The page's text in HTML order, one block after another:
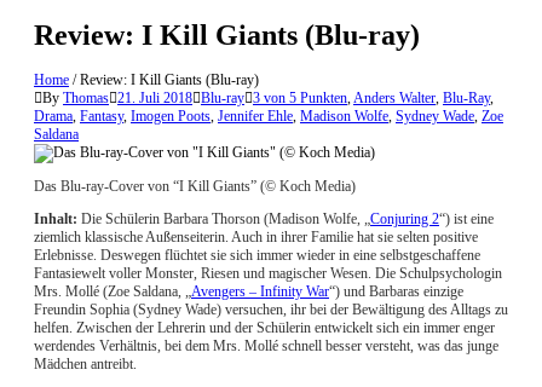
Review: I Kill Giants (Blu-ray)
Home /Review: I Kill Giants (Blu-ray)
By Thomas 21. Juli 2018 Blu-ray 3 von 5 Punkten,Anders Walter, Blu-Ray,
Drama, Fantasy, Imogen Poots, Jennifer Ehle, Madison Wolfe, Sydney Wade, Zoe
Saldana
Das Blu-ray-Cover von “I Kill Giants” (© Koch Media)
Inhalt: Die Schülerin Barbara Thorson (Madison Wolfe, „Conjuring 2“) ist eine
ziemlich klassische Außenseiterin. Auch in ihrer Familie hat sie selten positive
Erlebnisse. Deswegen flüchtet sie sich immer wieder in eine selbstgeschaffene
Fantasiewelt voller Monster, Riesen und magischer Wesen. Die Schulpsychologin
Mrs. Mollé (Zoe Saldana, „Avengers – Infinity War“) und Barbaras einzige
Freundin Sophia (Sydney Wade) versuchen, ihr bei der Bewältigung des Alltags zu
helfen. Zwischen der Lehrerin und der Schülerin entwickelt sich ein immer enger
werdendes Verhältnis, bei dem Mrs. Mollé schnell besser versteht, was das junge
Mädchen antreibt.